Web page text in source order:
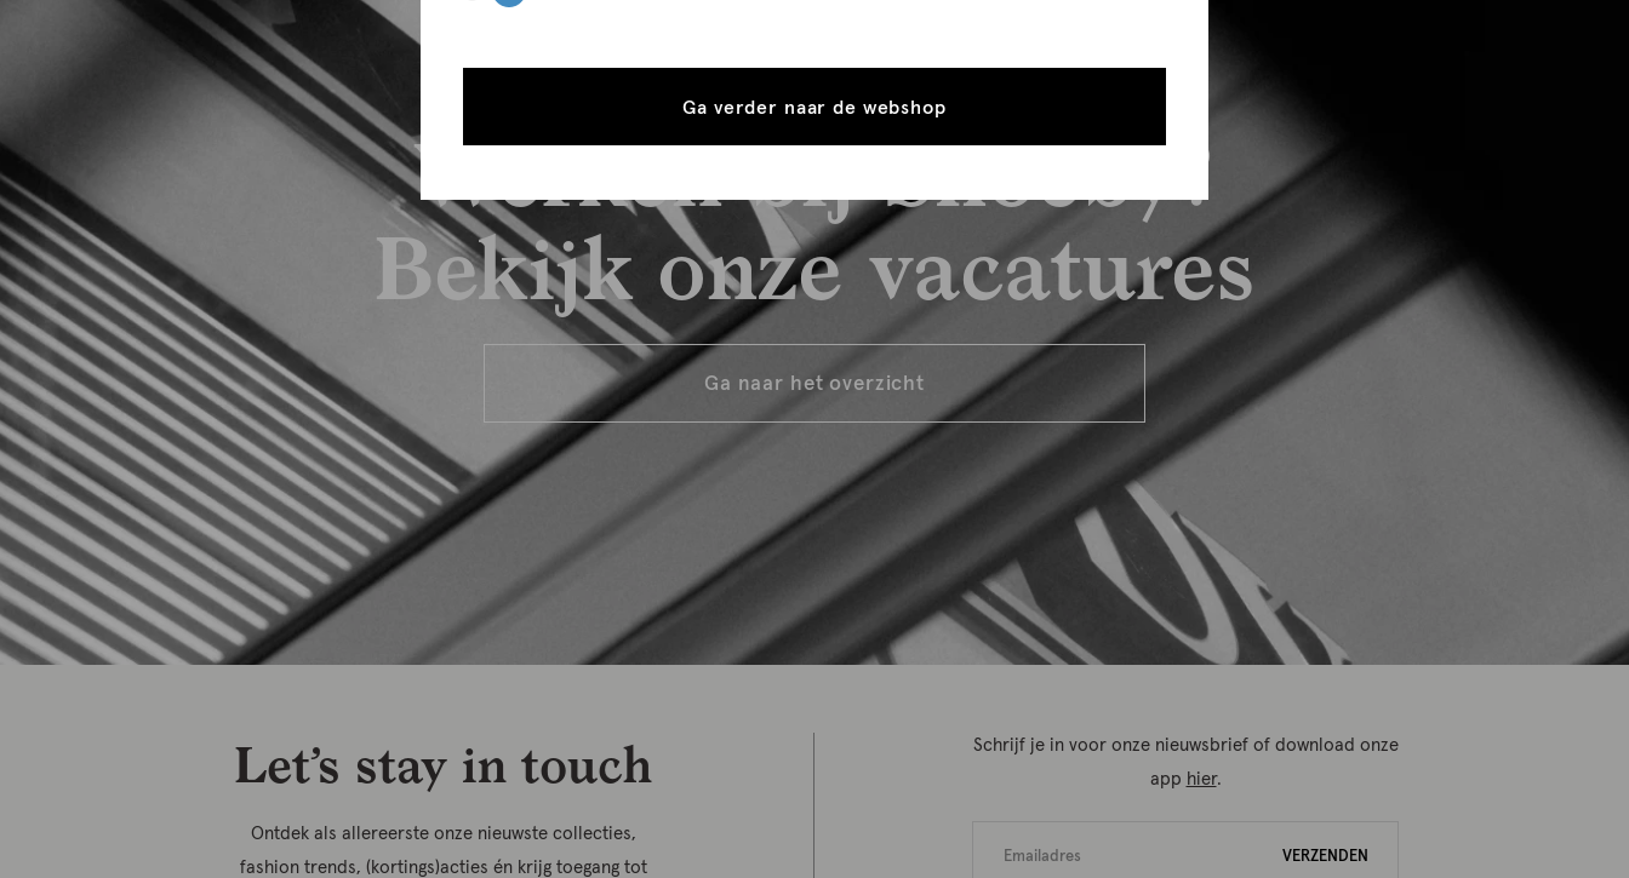
Werken bij Shoeby?
Bekijk onze vacatures
Ga naar het overzicht
Let’s stay in touch
Ontdek als allereerste onze nieuwste collecties,
fashion trends, (kortings)acties én krijg toegang tot
Schrijf je in voor onze nieuwsbrief of download onze
app hier.
VERZENDEN
Ga verder naar de webshop